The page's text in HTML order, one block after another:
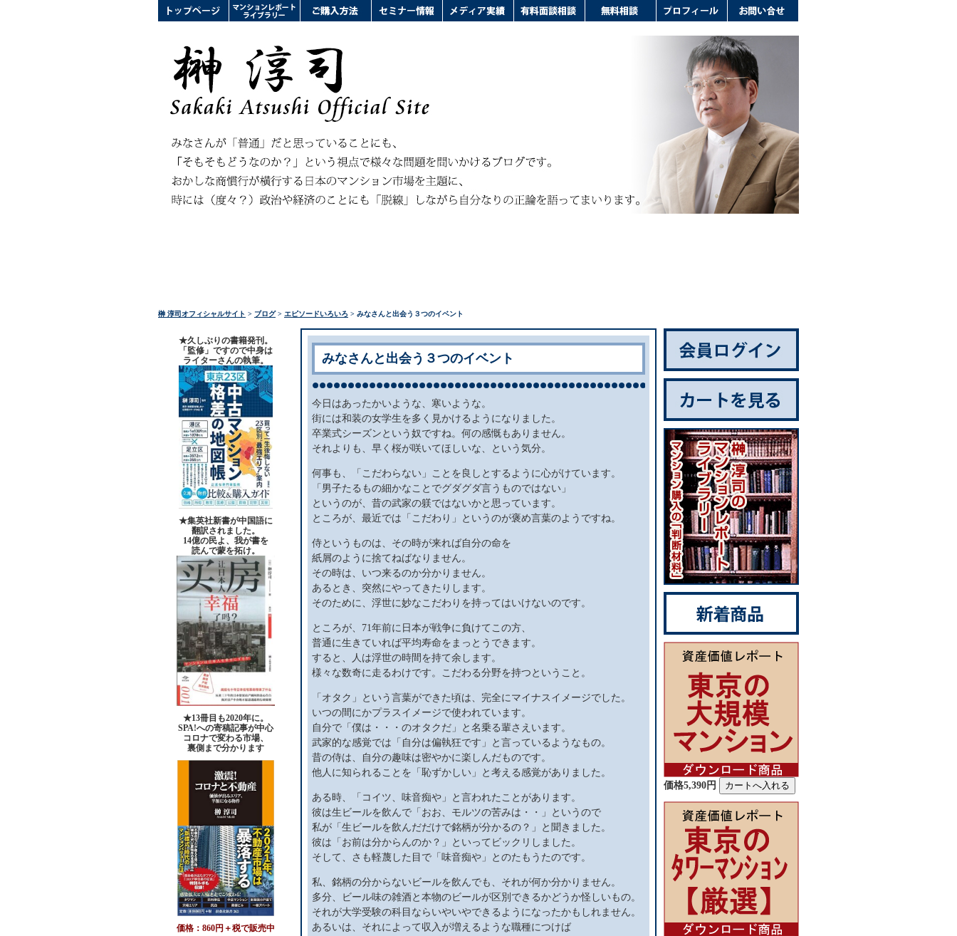
榊 淳司オフィシャルサイト > ブログ> エピソードいろいろ > みなさんと出会う３つのイベント
★久しぶりの書籍発刊。
「監修」ですので中身は
ライターさんの執筆。
★集英社新書が中国語に
翻訳されました。
14億の民よ、我が書を
読んで蒙を拓け。
★13冊目も2020年に。
SPA!への寄稿記事が中心
コロナで変わる市場、
裏側まで分かります
価格：860円＋税で販売中
みなさんと出会う３つのイベント
今日はあったかいような、寒いような。
街には和装の女学生を多く見かけるようになりました。
卒業式シーズンという奴ですね。何の感慨もありません。
それよりも、早く桜が咲いてほしいな、という気分。
何事も、「こだわらない」ことを良しとするように心がけています。
「男子たるもの細かなことでグダグダ言うものではない」
というのが、昔の武家の躾ではないかと思っています。
ところが、最近では「こだわり」というのが褒め言葉のようですね。
侍というものは、その時が来れば自分の命を
紙屑のように捨てねばなりません。
その時は、いつ来るのか分かりません。
あるとき、突然にやってきたりします。
そのために、浮世に妙なこだわりを持ってはいけないのです。
ところが、71年前に日本が戦争に負けてこの方、
普通に生きていれば平均寿命をまっとうできます。
すると、人は浮世の時間を持て余します。
様々な数奇に走るわけです。こだわる分野を持つということ。
「オタク」という言葉ができた頃は、完全にマイナスイメージでした。
いつの間にかプラスイメージで使われています。
自分で「僕は・・・のオタクだ」と名乗る輩さえいます。
武家的な感覚では「自分は偏執狂です」と言っているようなもの。
昔の侍は、自分の趣味は密やかに楽しんだものです。
他人に知られることを「恥ずかしい」と考える感覚がありました。
ある時、「コイツ、味音痴や」と言われたことがあります。
彼は生ビールを飲んで「おお、モルツの苦みは・・」というので
私が「生ビールを飲んだだけで銘柄が分かるの？」と聞きました。
彼は「お前は分からんのか？」といってビックリしました。
そして、さも軽蔑した目で「味音痴や」とのたもうたのです。
私、銘柄の分からないビールを飲んでも、それが何か分かりません。
多分、ビール味の雑酒と本物のビールが区別できるかどうか怪しいもの。
それが大学受験の科目ならいやいやできるようになったかもしれません。
あるいは、それによって収入が増えるような職種につけば
価格5,390円